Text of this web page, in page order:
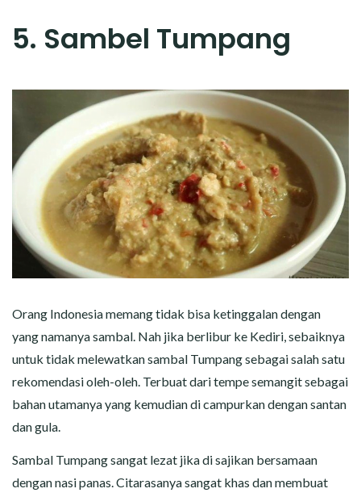
5. Sambel Tumpang
Orang Indonesia memang tidak bisa ketinggalan dengan
yang namanya sambal. Nah jika berlibur ke Kediri, sebaiknya
untuk tidak melewatkan sambal Tumpang sebagai salah satu
rekomendasi oleh-oleh. Terbuat dari tempe semangit sebagai
bahan utamanya yang kemudian di campurkan dengan santan
dan gula.
Sambal Tumpang sangat lezat jika di sajikan bersamaan
dengan nasi panas. Citarasanya sangat khas dan membuat